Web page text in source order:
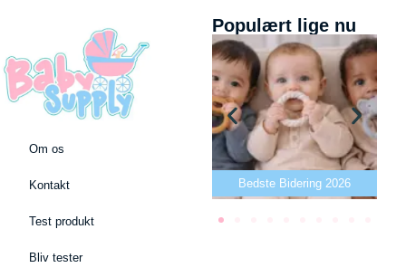
Om os
Kontakt
Test produkt
Bliv tester
Populært lige nu
Bedste puslepude 2026 Bedste Bidering 2026